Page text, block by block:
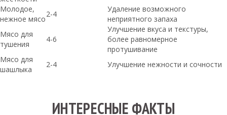
Молодое,
нежное мясо
2-4
Удаление возможного
неприятного запаха
Мясо для
тушения
4-6
Улучшение вкуса и текстуры,
более равномерное
протушивание
Мясо для
шашлыка
2-4 Улучшение нежности и сочности
ИНТЕРЕСНЫЕ ФАКТЫ